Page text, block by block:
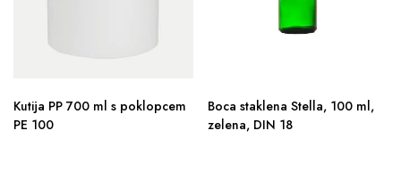
Kutija PP 700 ml s poklopcem
PE 100
Boca staklena Stella, 100 ml,
zelena, DIN 18